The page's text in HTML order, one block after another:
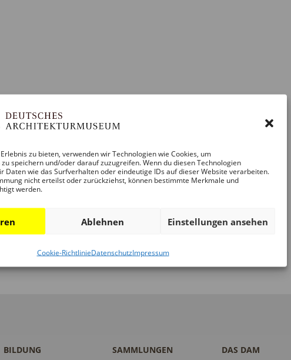
zu bieten, verwenden wir Technologien wie Cookies, um
speichern und/oder darauf zuzugreifen. Wenn du diesen Technologien
Daten wie das Surfverhalten oder eindeutige IDs auf dieser Website verarbeiten.
nicht erteilst oder zurückziehst, können bestimmte Merkmale und
werden.
Ablehnen Einstellungen ansehen
Cookie-RichtlinieDatenschutzImpressum
Kalender abonnieren
BILDUNG
SAMMLUNGEN
DAS DAM